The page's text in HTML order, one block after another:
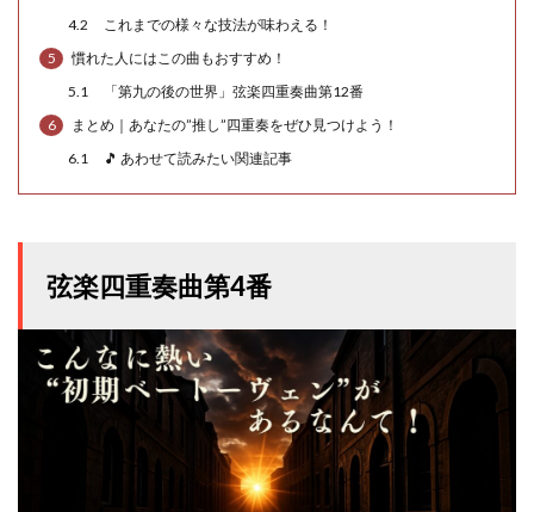
4.2
これまでの様々な技法が味わえる！
5
慣れた人にはこの曲もおすすめ！
5.1
「第九の後の世界」弦楽四重奏曲第12番
6
まとめ｜あなたの”推し”四重奏をぜひ見つけよう！
6.1
🎵 あわせて読みたい関連記事
弦楽四重奏曲第4番